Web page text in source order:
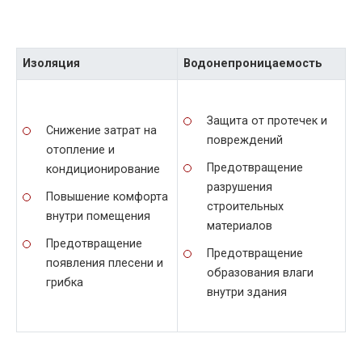
Изоляция Водонепроницаемость
Снижение затрат на
отопление и
кондиционирование
Повышение комфорта
внутри помещения
Предотвращение
появления плесени и
грибка
Защита от протечек и
повреждений
Предотвращение
разрушения
строительных
материалов
Предотвращение
образования влаги
внутри здания